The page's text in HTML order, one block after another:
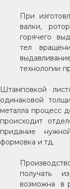
При
валки,
горячего
тел
технологии
Штамповкой
одинаковой
металла процесс
происходит
придание
формовка и тд.
получать
возможна в